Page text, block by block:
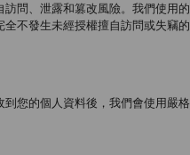
問、泄露和篡改風險。我們使用的
不發生未經授權擅自訪問或失竊的
您的個人資料後，我們會使用嚴格